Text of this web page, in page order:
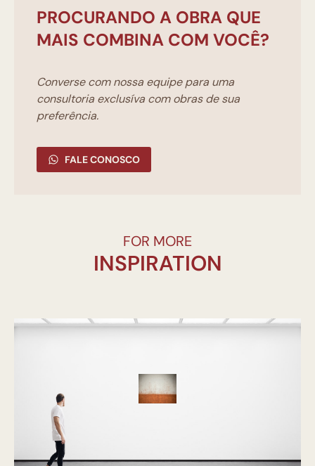
PROCURANDO A OBRA QUE
MAIS COMBINA COM VOCÊ?
Converse com nossa equipe para uma
consultoria exclusíva com obras de sua
preferência.
FALE CONOSCO
FOR MORE
INSPIRATION